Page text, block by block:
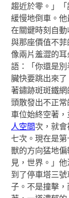
趨近於零。」
緩慢地倒車。
在關鍵時刻自
與那座價值不
像兩片羞澀的
語：「你還是
臟快要跳出來
著鏽跡斑斑鐵
頭散發出不正
車位始終空著
人空間次，就
七次。現在是
獸的方向猛地
見，世界。」
到了停車塔三
子。不是撞擊